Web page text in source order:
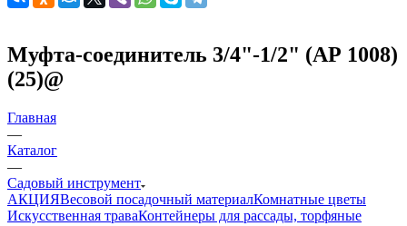
Муфта-соединитель 3/4"-1/2" (АР 1008)
(25)@
Главная
—
Каталог
—
Садовый инструмент
АКЦИЯВесовой посадочный материалКомнатные цветы
Искусственная траваКонтейнеры для рассады, торфяные